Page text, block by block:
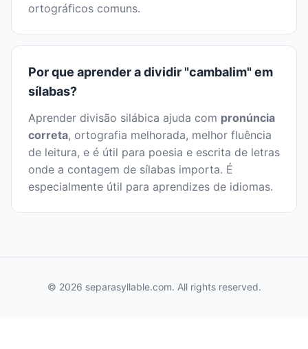
ortográficos comuns.
Por que aprender a dividir "cambalim" em
sílabas?
Aprender divisão silábica ajuda com pronúncia
correta, ortografia melhorada, melhor fluência
de leitura, e é útil para poesia e escrita de letras
onde a contagem de sílabas importa. É
especialmente útil para aprendizes de idiomas.
© 2026 separasyllable.com. All rights reserved.